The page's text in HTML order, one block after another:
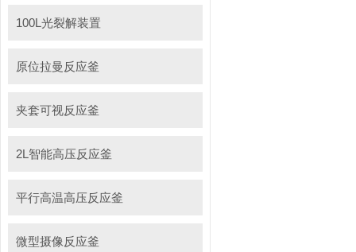
100L光裂解装置
原位拉曼反应釜
夹套可视反应釜
2L智能高压反应釜
平行高温高压反应釜
微型摄像反应釜